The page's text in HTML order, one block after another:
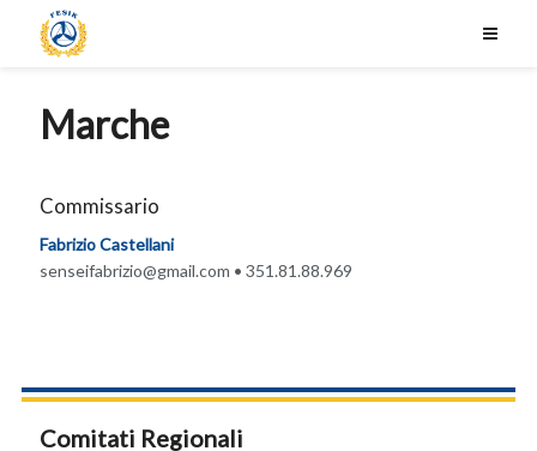
Marche
Commissario
Fabrizio Castellani
senseifabrizio@gmail.com • 351.81.88.969
Comitati Regionali